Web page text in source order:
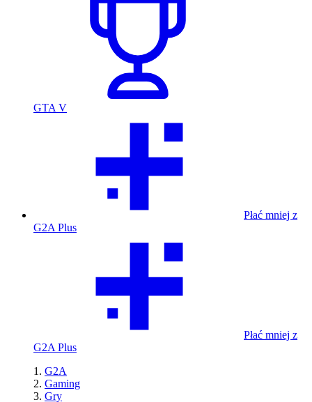
GTA V
Płać mniej z
G2A Plus
Płać mniej z
G2A Plus
G2A
Gaming
Gry